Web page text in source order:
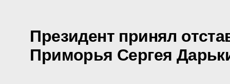
Президент принял
Приморья Сергея